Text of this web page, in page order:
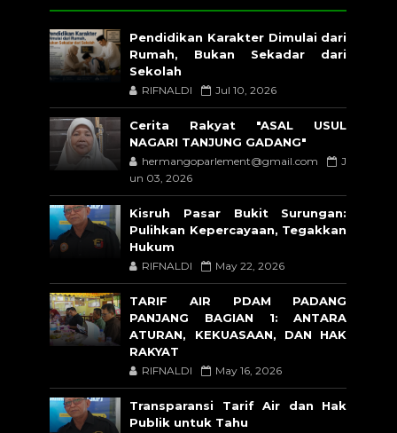
Pendidikan Karakter Dimulai dari
Rumah, Bukan Sekadar dari
Sekolah
RIFNALDI Jul 10, 2026
Cerita Rakyat "ASAL USUL
NAGARI TANJUNG GADANG"
hermangoparlement@gmail.com
J
un 03, 2026
Kisruh Pasar Bukit Surungan:
Pulihkan Kepercayaan, Tegakkan
Hukum
RIFNALDI May 22, 2026
TARIF AIR PDAM PADANG
PANJANG BAGIAN 1: ANTARA
ATURAN, KEKUASAAN, DAN HAK
RAKYAT
RIFNALDI May 16, 2026
Transparansi Tarif Air dan Hak
Publik untuk Tahu